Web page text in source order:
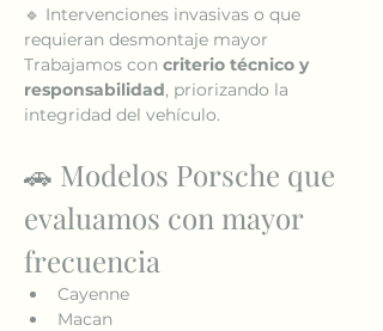
🔹 Intervenciones invasivas o que
requieran desmontaje mayor
Trabajamos con criterio técnico y
responsabilidad, priorizando la
integridad del vehículo.
🚗 Modelos Porsche que
evaluamos con mayor
frecuencia
Cayenne
Macan